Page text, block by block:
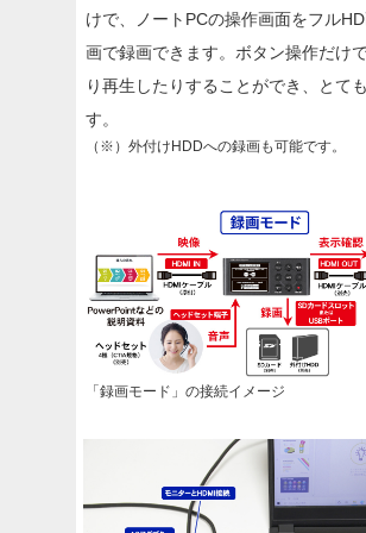
けで、ノートPCの操作画面をフル
画で録画できます。ボタン操作だけ
り再生したりすることができ、とて
す。
（※）外付けHDDへの録画も可能です。
「録画モード」の接続イメージ